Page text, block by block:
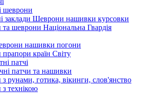
шеврони
заклади Шеврони нашивки курсовки
шеврони Національна Гвардія
нашивки погони
країн Світу
патчі
патчи та нашивки
рунами, готика, вікинги, слов'янство
технікою